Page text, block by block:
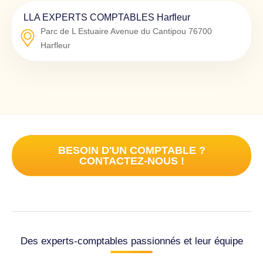
LLA EXPERTS COMPTABLES Harfleur
Parc de L Estuaire Avenue du Cantipou 76700
Harfleur
BESOIN D'UN COMPTABLE ?
CONTACTEZ-NOUS !
Des experts-comptables passionnés et leur équipe